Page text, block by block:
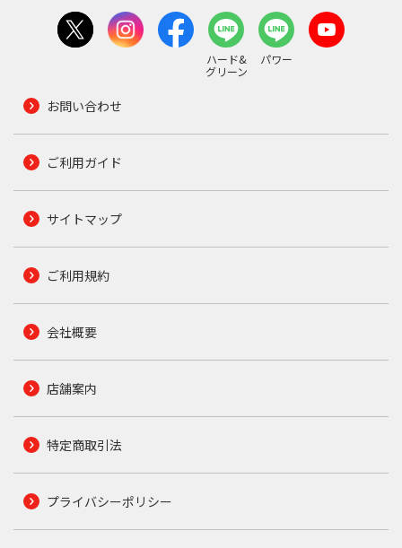
ハード&
グリーン
パワー
お問い合わせ
ご利用ガイド
サイトマップ
ご利用規約
会社概要
店舗案内
特定商取引法
プライバシーポリシー